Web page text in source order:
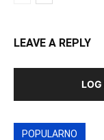
LEAVE A REPLY
LOG
POPULARNO